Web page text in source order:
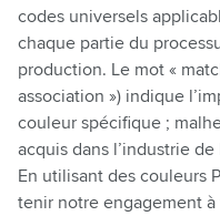
codes universels
chaque partie du
production. Le mot «
association ») indique
couleur spécifique ;
acquis dans l’industrie
En utilisant des couleurs
tenir notre engagement